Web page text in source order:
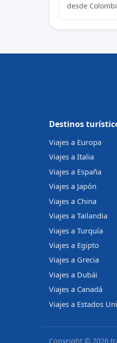
desde
Destinos
Viajes a Europa
Viajes a Italia
Viajes a España
Viajes a Japón
Viajes a China
Viajes a Tailandia
Viajes a Turquía
Viajes a Egipto
Viajes a Grecia
Viajes a Dubái
Viajes a Canadá
Viajes a Estados
Copyright © 2026